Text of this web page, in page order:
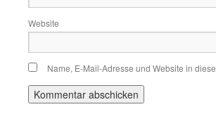
Website
Name, E-Mail-Adresse und Website in